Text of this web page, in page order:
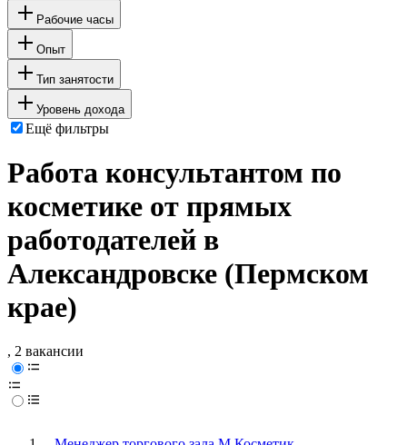
Рабочие часы
Опыт
Тип занятости
Уровень дохода
Ещё фильтры
Работа консультантом по
косметике от прямых
работодателей в
Александровске (Пермском
крае)
, 2 вакансии